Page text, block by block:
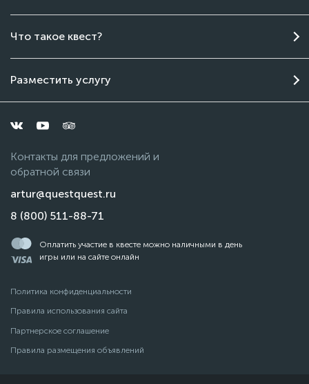
Что такое квест?
Разместить услугу
Контакты для предложений и
обратной связи
artur@questquest.ru
8 (800) 511-88-71
Политика конфиденциальности
Правила использования сайта
Партнерское соглашение
Правила размещения объявлений
Оплатить участие в квесте можно наличными в день
игры или на сайте онлайн
Онлайн